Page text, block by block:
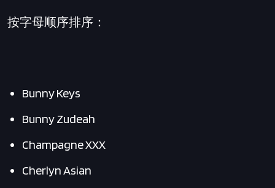
按字母顺序排序：
Bunny Keys
Bunny Zudeah
Champagne XXX
Cherlyn Asian